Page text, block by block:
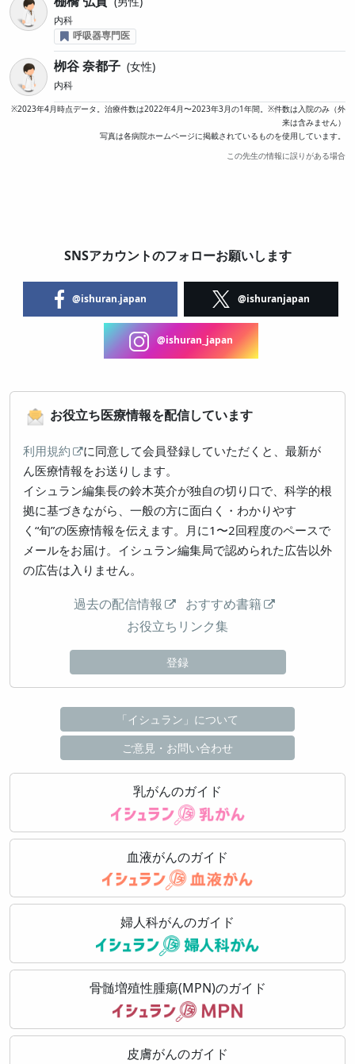
内科
呼吸器専門医
栁谷 奈都子 女性
内科
※2023年4月時点データ。治療件数は2022年4月〜2023年3月の1年間。※件数は入院のみ（外
来は含みません）
写真は各病院ホームページに掲載されているものを使用しています。
この先生の情報に誤りがある場合
SNSアカウントのフォローお願いします
@ishuran.japan @ishuranjapan
@ishuran_japan
お役立ち医療情報を配信しています
利用規約
に同意して会員登録していただくと、最新が
ん医療情報をお送りします。
イシュラン編集長の鈴木英介が独自の切り口で、科学的根
拠に基づきながら、一般の方に面白く・わかりやす
く“旬”の医療情報を伝えます。月に1〜2回程度のペースで
メールをお届け。イシュラン編集局で認められた広告以外
の広告は入りません。
過去の配信情報
おすすめ書籍
お役立ちリンク集
登録
「イシュラン」について
ご意見・お問い合わせ
乳がんのガイド
血液がんのガイド
婦人科がんのガイド
骨髄増殖性腫瘍(MPN)のガイド
皮膚がんのガイド